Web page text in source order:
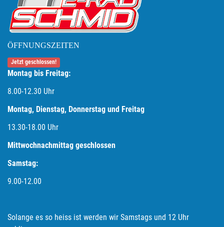
ÖFFNUNGSZEITEN
Jetzt geschlossen!
Montag bis Freitag:
8.00-12.30 Uhr
Montag, Dienstag, Donnerstag und Freitag
13.30-18.00 Uhr
Mittwochnachmittag geschlossen
Samstag:
9.00-12.00
Solange es so heiss ist werden wir Samstags und 12 Uhr